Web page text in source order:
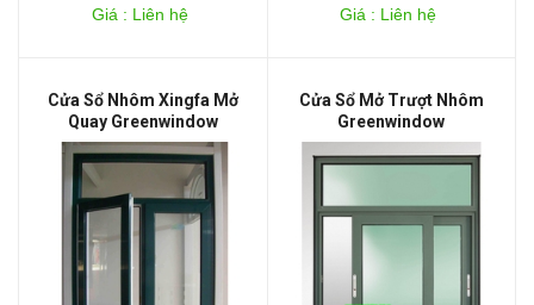
Giá : Liên hệ Giá : Liên hệ
Cửa Sổ Nhôm Xingfa Mở
Quay Greenwindow
Cửa Sổ Mở Trượt Nhôm
Greenwindow